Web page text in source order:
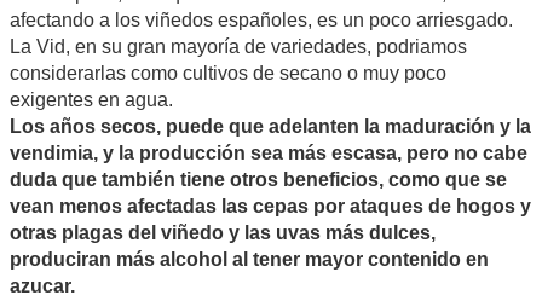
afectando a los viñedos españoles, es un poco arriesgado.
La Vid, en su gran mayoría de variedades, podriamos
considerarlas como cultivos de secano o muy poco
exigentes en agua.
Los años secos, puede que adelanten la maduración y la
vendimia, y la producción sea más escasa, pero no cabe
duda que también tiene otros beneficios, como que se
vean menos afectadas las cepas por ataques de hogos y
otras plagas del viñedo y las uvas más dulces,
produciran más alcohol al tener mayor contenido en
azucar.